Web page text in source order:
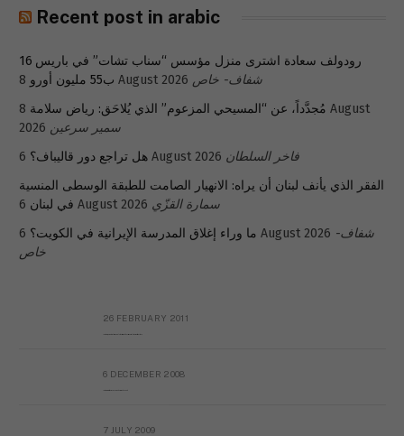
Recent post in arabic
رودولف سعادة اشترى منزل مؤسس “سناب تشات” في باريس 16
ب55 مليون أورو 8 August 2026 شفاف- خاص
مُجدَّداً، عن “المسيحي المزعوم” الذي يُلاحَق: رياض سلامة 8 August
2026 سمير سرعين
هل تراجع دور قاليباف؟ 6 August 2026 فاخر السلطان
الفقر الذي يأنف لبنان أن يراه: الانهيار الصامت للطبقة الوسطى المنسية
في لبنان 6 August 2026 سمارة القزّي
ما وراء إغلاق المدرسة الإيرانية في الكويت؟ 6 August 2026 شفاف-
خاص
26 FEBRUARY 2011
6 DECEMBER 2008
7 JULY 2009